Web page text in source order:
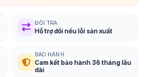
ĐỔI TRẢ
Hỗ trợ đổi nếu lỗi sản xuất
BẢO HÀNH
Cam kết bảo hành 36 tháng lâu
dài